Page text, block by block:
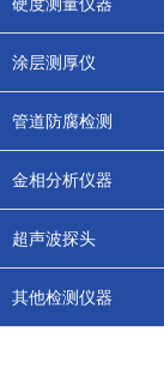
涂层测厚仪
管道防腐检测
金相分析仪器
超声波探头
其他检测仪器